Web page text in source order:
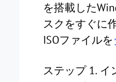
を搭載した
スクをすぐに
ISOファイルを
ステップ 1. イ